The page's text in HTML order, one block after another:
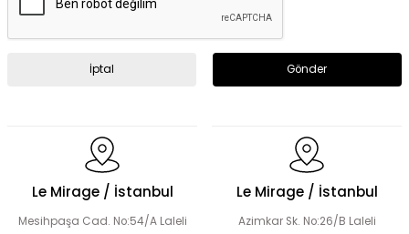
İptal Gönder
Le Mirage / İstanbul
Mesihpaşa Cad. No:54/A Laleli
Le Mirage / İstanbul
Azimkar Sk. No:26/B Laleli